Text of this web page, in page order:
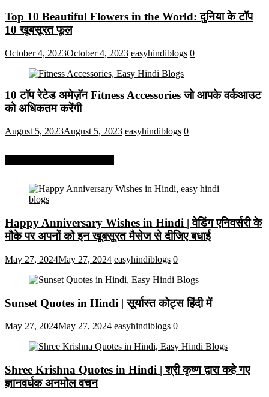
Top 10 Beautiful Flowers in the World: दुनिया के टॉप
10 खूबसूरत फूल
October 4, 2023October 4, 2023 easyhindiblogs 0
10 टॉप रेटेड अमेज़ॅन Fitness Accessories जो आपके वर्कआउट
को अधिकतम करेंगी
August 5, 2023August 5, 2023 easyhindiblogs 0
Happy Anniversary Wishes in Hindi | वेडिंग एनिवर्सरी के
मौके पर अपनों को इन खूबसूरत मैसेज से दीजिए बधाई
May 27, 2024May 27, 2024 easyhindiblogs 0
Sunset Quotes in Hindi | सूर्यास्त कोट्स हिंदी में
May 27, 2024May 27, 2024 easyhindiblogs 0
Shree Krishna Quotes in Hindi | श्री कृष्ण द्वारा कहे गए
ज्ञानवर्धक अनमोल वचन